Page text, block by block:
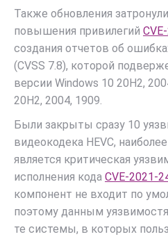
Также обновления
повышения привилегий
создания отчетов об
(CVSS 7.8), которой
версии Windows 10 20H2,
20H2, 2004, 1909.
Были закрыты сразу 10
видеокодека HEVC,
является критическая
исполнения кода CVE-2021-
компонент не входит по
поэтому данным
те системы, в которых